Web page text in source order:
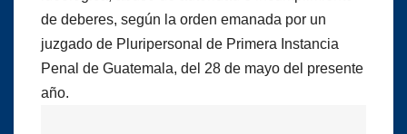
de deberes, según la orden emanada por un
juzgado de Pluripersonal de Primera Instancia
Penal de Guatemala, del 28 de mayo del presente
año.